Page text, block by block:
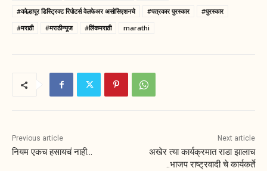
#कोल्हापूर डिस्ट्रिक्ट रिपोटर्स वेलफेअर असोसिएशनचे
#पत्रकार पुरस्कार
#पुरस्कार
#मराठी
#मराठीन्यूज #लिंकमराठी marathi
Previous article
नियम एकच हसायचं नाही…
Next article
अखेर त्या कार्यक्रमात राडा झालाच
..भाजप राष्ट्रवादी चे कार्यकर्ते